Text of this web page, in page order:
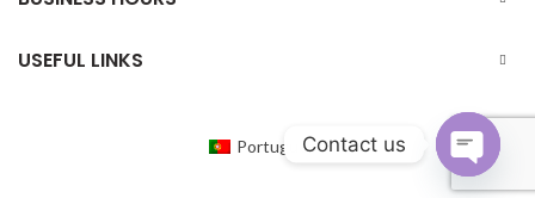
USEFUL LINKS
PortugueseContact us
OPEN